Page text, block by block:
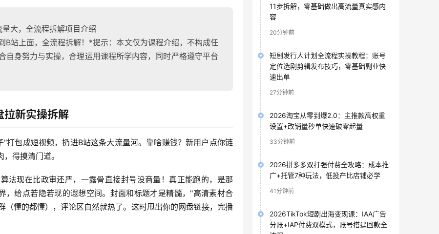
大，全流程拆解项目介绍
B站上面，全流程拆解！*提示：本文仅为课程介绍，不构成任
自身努力与实操，合理运用课程所学内容，同时严格遵守平台
拉新实操拆解
打包成短视频，扔进B站这条大流量河。靠啥赚钱？新用户点你链
得摸清门道。
法现在比政审还严，一露骨直接封号没商量！真正能跑的，是那
，给点若隐若现的遐想空间。封面和标题才是精髓，"高清素材合
懂的都懂），评论区自然就热了。这时甩出你的网盘链接，完播
11步拆解，零基础做出高流量真实感内
容
20分钟前
短剧发行人计划全流程实操教程：账号
定位选剧剪辑发布技巧，零基础副业快
速出单
27分钟前
2026淘宝从零到爆2.0：主推款高权重
设置+改销量秒单快速破零起量
33分钟前
2026拼多多双打强付费全攻略：成本推
广+托管7种玩法，低投产比店铺必学
41分钟前
2026TikTok短剧出海变现课：IAA广告
分账+IAP付费双模式，账号搭建回款全